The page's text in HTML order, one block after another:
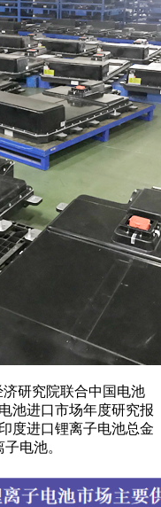
研究院联合中国电池
池进口市场年度研究报
度进口锂离子电池总金
电池。